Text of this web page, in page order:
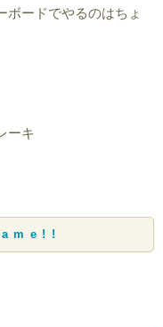
ボードでやるのはちょ
ーキ